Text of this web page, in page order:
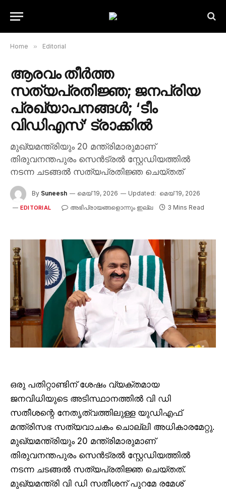
Home » Editorial
ആരവം തീർത്ത
സത്യപ്രതിജ്ഞ; ജനപ്രിയ
പ്രഖ്യാപനങ്ങൾ; ‘ടീം
വിഡിഎസ്‘ ട്രാക്കിൽ
മുഖ്യമന്ത്രിയും 20 മന്ത്രിമാരുമാണ്
തിരുവനന്തപുരം സെൻട്രൽ സ്റ്റേഡിയത്തിൽ
നടന്ന ചടങ്ങൽ സത്യപ്രതിജ്ഞ ചെയ്തത്
By Suneesh മെയ്‌ 19, 2026 Updated: മെയ്‌ 19, 2026
EDITORIAL അഭിപ്രായങ്ങളൊന്നും ഇല്ല 3 Mins Read
ഒരു പതിറ്റാണ്ടിന് ശേഷം വ്യക്തമായ
ജനവിധിയുടെ അടിസ്ഥാനത്തിൽ വി ഡി
സതീശന്റെ നേതൃത്വത്തിലുള്ള യുഡിഎഫ്
മന്ത്രിസഭ സത്യവാചകം ചൊല്ലി അധികാരമേറ്റു.
മുഖ്യമന്ത്രിയും 20 മന്ത്രിമാരുമാണ്
തിരുവനന്തപുരം സെൻട്രൽ സ്റ്റേഡിയത്തിൽ
നടന്ന ചടങ്ങൽ സത്യപ്രതിജ്ഞ ചെയ്തത്.
മുഖ്യമന്ത്രി വി ഡി സതീശന് പുറമേ രമേശ്